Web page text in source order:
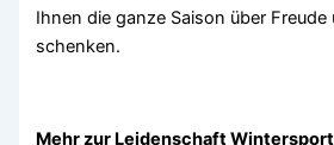
Ihnen die ganze Saison über Freude
schenken.
Mehr zur Leidenschaft Wintersport